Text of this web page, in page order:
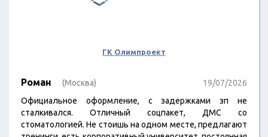
ГК Олимпроект
Роман (Москва)
19/07/2026
Официальное оформление, с задержками зп не
сталкивался. Отличный соцпакет, ДМС со
стоматологией. Не стоишь на одном месте, предлагают